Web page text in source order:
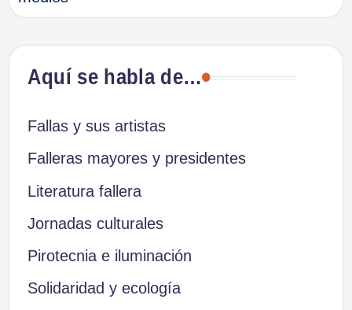
Aquí se habla de…
Fallas y sus artistas
Falleras mayores y presidentes
Literatura fallera
Jornadas culturales
Pirotecnia e iluminación
Solidaridad y ecología